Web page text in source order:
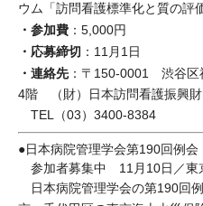
ウム「訪問看護標準化と質の評
・参加費 ：5,000円
・応募締切 ：11月1日
・連絡先：〒150-0001 渋谷区
4階 （財）日本訪問看護振興財
TEL（03）3400-8384
●日本病院管理学会第190回例会
参加者募集中 11月10日／東
日本病院管理学会の第190回